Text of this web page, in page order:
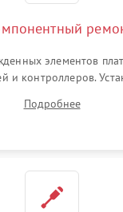
элементов
и контроллеров.
механизма затвора
геометрии
Подробнее